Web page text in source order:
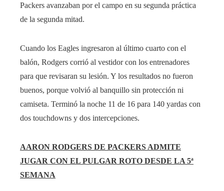
Packers avanzaban por el campo en su segunda práctica
de la segunda mitad.
Cuando los Eagles ingresaron al último cuarto con el
balón, Rodgers corrió al vestidor con los entrenadores
para que revisaran su lesión. Y los resultados no fueron
buenos, porque volvió al banquillo sin protección ni
camiseta. Terminó la noche 11 de 16 para 140 yardas con
dos touchdowns y dos intercepciones.
AARON RODGERS DE PACKERS ADMITE
JUGAR CON EL PULGAR ROTO DESDE LA 5ª
SEMANA